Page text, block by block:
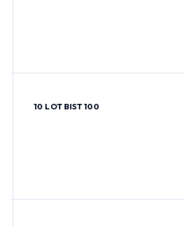
10 LOT BIST 100